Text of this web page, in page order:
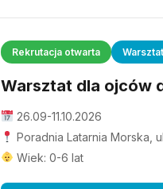
Rekrutacja otwarta Warsztat
Warsztat dla ojców
26.09-11.10.2026
Poradnia Latarnia Morska,
Wiek: 0-6 lat